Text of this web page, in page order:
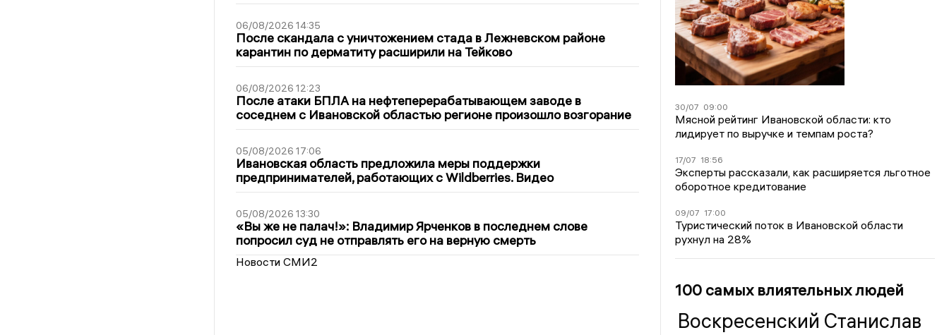
06/08/2026 14:35
После скандала с уничтожением стада в Лежневском районе
карантин по дерматиту расширили на Тейково
06/08/2026 12:23
После атаки БПЛА на нефтеперерабатывающем заводе в
соседнем с Ивановской областью регионе произошло возгорание
05/08/2026 17:06
Ивановская область предложила меры поддержки
предпринимателей, работающих с Wildberries. Видео
05/08/2026 13:30
«Вы же не палач!»: Владимир Ярченков в последнем слове
попросил суд не отправлять его на верную смерть
Новости СМИ2
30/07 09:00
Мясной рейтинг Ивановской области: кто
лидирует по выручке и темпам роста?
17/07 18:56
Эксперты рассказали, как расширяется льготное
оборотное кредитование
09/07 17:00
Туристический поток в Ивановской области
рухнул на 28%
100 самых влиятельных людей
Воскресенский Станислав